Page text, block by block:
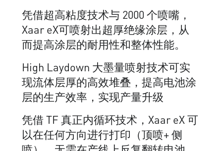
凭借超高粘度技术与 2000 个喷嘴，
Xaar eX可喷射出超厚绝缘涂层，从
而提高涂层的耐用性和整体性能。
High Laydown 大墨量喷射技术可实
现流体层厚的高效堆叠，提高电池涂
层的生产效率，实现产量升级
凭借 TF 真正内循环技术，Xaar eX 可
以在任何方向进行打印（顶喷+ 侧